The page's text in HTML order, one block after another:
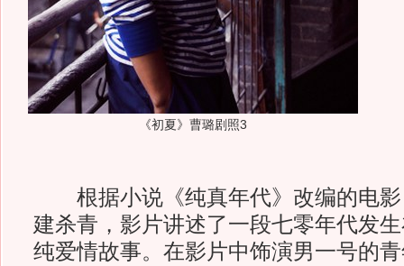
《初夏》曹璐剧照3
根据小说《纯真年代》改编的电影
建杀青，影片讲述了一段七零年代发
纯爱情故事。在影片中饰演男一号的